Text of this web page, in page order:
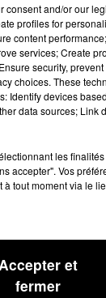
and/or our
profiles for
content
services; Create
security,
choices. These
Identify devices
data sources; Link
les
accepter". Vos
tout moment via le
Accepter et
fermer